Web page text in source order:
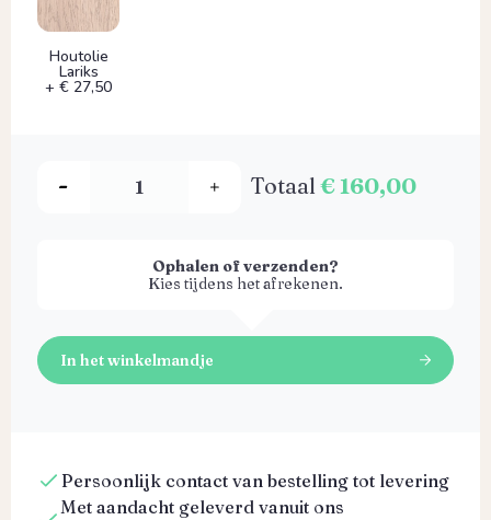
Houtolie
Lariks
+ € 27,50
Totaal € 160,00
Ophalen of verzenden?
Kies tijdens het afrekenen.
In het winkelmandje
Persoonlijk contact van bestelling tot levering
Met aandacht geleverd vanuit ons